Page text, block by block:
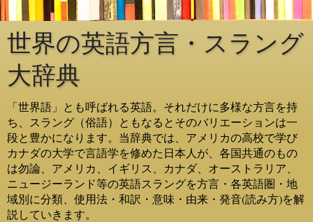
世界の英語方言・スラング
大辞典
「世界語」とも呼ばれる英語。それだけに多様な方言を持
ち、スラング（俗語）ともなるとそのバリエーションは一
段と豊かになります。当辞典では、アメリカの高校で学び
カナダの大学で言語学を修めた日本人が、各国共通のもの
は勿論、アメリカ、イギリス、カナダ、オーストラリア、
ニュージーランド等の英語スラングを方言・各英語圏・地
域別に分類、使用法・和訳・意味・由来・発音(読み方)を解
説していきます。